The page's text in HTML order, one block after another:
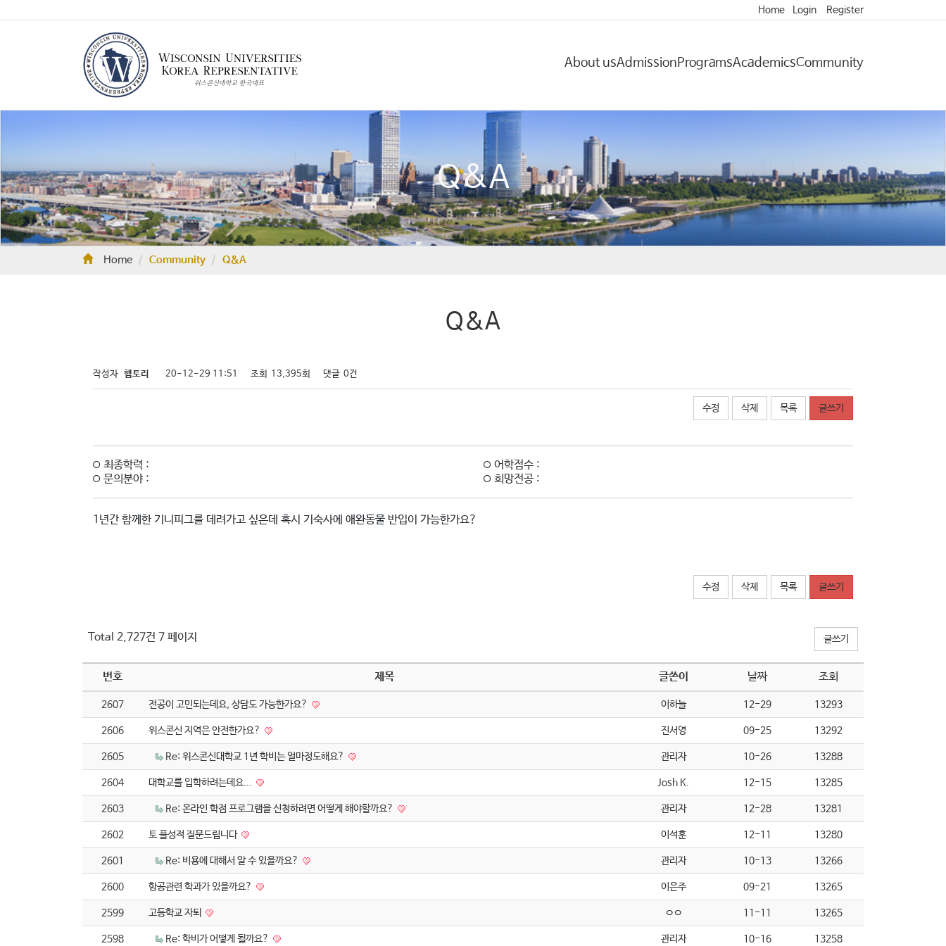
Home Login Register
About usAdmission ProgramsAcademicsCommunity
Q&A
Home Community Q&A
Q&A
작성자 햄토리 20-12-29 11:51 조회 13,395회 댓글 0건
수정 삭제 목록 글쓰기
최종학력 :
어학점수 :
문의분야 :
희망전공 :
1년간 함께한 기니피그를 데려가고 싶은데 혹시 기숙사에 애완동물 반입이 가능한가요?
수정 삭제 목록 글쓰기
Total 2,727건 7 페이지 글쓰기
번호 제목 글쓴이 날짜 조회
2607 전공이 고민되는데요, 상담도 가능한가요? 이하늘 12-29 13293
2606 위스콘신 지역은 안전한가요? 진서영 09-25 13292
2605 Re: 위스콘신대학교 1년 학비는 얼마정도해요? 관리자 10-26 13288
2604 대학교를 입학하려는데요... Josh K. 12-15 13285
2603 Re: 온라인 학점 프로그램을 신청하려면 어떻게 해야할까요? 관리자 12-28 13281
2602 토 플성적 질문드립니다 이석훈 12-11 13280
2601 Re: 비용에 대해서 알 수 있을까요? 관리자 10-13 13266
2600 항공관련 학과가 있을까요? 이은주 09-21 13265
2599 고등학교 자퇴 ㅇㅇ 11-11 13265
2598 Re: 학비가 어떻게 될까요? 관리자 10-16 13258